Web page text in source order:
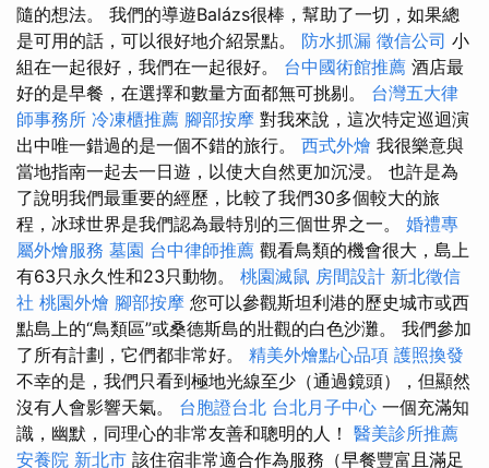
隨的想法。 我們的導遊Balázs很棒，幫助了一切，如果總
是可用的話，可以很好地介紹景點。 防水抓漏 徵信公司 小
組在一起很好，我們在一起很好。 台中國術館推薦 酒店最
好的是早餐，在選擇和數量方面都無可挑剔。 台灣五大律
師事務所 冷凍櫃推薦 腳部按摩 對我來說，這次特定巡迴演
出中唯一錯過的是一個不錯的旅行。 西式外燴 我很樂意與
當地指南一起去一日遊，以使大自然更加沉浸。 也許是為
了說明我們最重要的經歷，比較了我們30多個較大的旅
程，冰球世界是我們認為最特別的三個世界之一。 婚禮專
屬外燴服務 墓園 台中律師推薦 觀看鳥類的機會很大，島上
有63只永久性和23只動物。 桃園滅鼠 房間設計 新北徵信
社 桃園外燴 腳部按摩 您可以參觀斯坦利港的歷史城市或西
點島上的“鳥類區”或桑德斯島的壯觀的白色沙灘。 我們參加
了所有計劃，它們都非常好。 精美外燴點心品項 護照換發
不幸的是，我們只看到極地光線至少（通過鏡頭），但顯然
沒有人會影響天氣。 台胞證台北 台北月子中心 一個充滿知
識，幽默，同理心的非常友善和聰明的人！ 醫美診所推薦
安養院 新北市 該住宿非常適合作為服務（早餐豐富且滿足